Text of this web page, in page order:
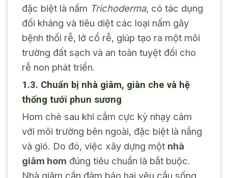
đặc biệt là nấm Trichoderma, có tác dụng
đối kháng và tiêu diệt các loại nấm gây
bệnh thối rễ, lở cổ rễ, giúp tạo ra một môi
trường đất sạch và an toàn tuyệt đối cho
rễ non phát triển.
1.3. Chuẩn bị nhà giâm, giàn che và hệ
thống tưới phun sương
Hom chè sau khi cắm cực kỳ nhạy cảm
với môi trường bên ngoài, đặc biệt là nắng
và gió. Do đó, việc xây dựng một nhà
giâm hom đúng tiêu chuẩn là bắt buộc.
Nhà giâm cần đảm bảo hai yêu cầu sống